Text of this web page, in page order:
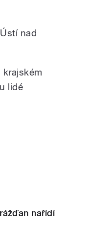
nad
krajském
lidé
nařídí